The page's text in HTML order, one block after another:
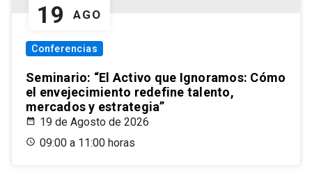
19 AGO
Conferencias
Seminario: “El Activo que Ignoramos: Cómo
el envejecimiento redefine talento,
mercados y estrategia”
19 de Agosto de 2026
09:00 a 11:00 horas